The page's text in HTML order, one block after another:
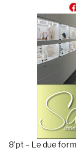
8’pt – Le due